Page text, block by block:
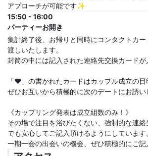
アプローチが可能です✨
15:50 - 16:00
パーティーお開き
集計終了後、お帰りと同時にコンタクトカ
渡しいたします。
封筒の中には記入された連絡先交換カードが
「♥」の書かれたカードはカップル成立の
ぜひお互いから積極的に次のデートにお誘
《カップリング発表は成立組数のみ！》
その場で注目を浴びたくない、強制的な連絡
でも安心してご記入頂けるようにしています
一期一会の出会いの機会、ぜひ積極的にご記